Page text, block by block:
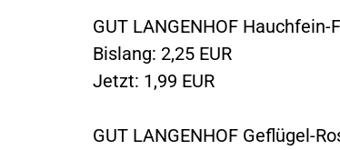
GUT LANGENHOF
Bislang: 2,25 EUR
Jetzt: 1,99 EUR
GUT LANGENHOF Geflügel-